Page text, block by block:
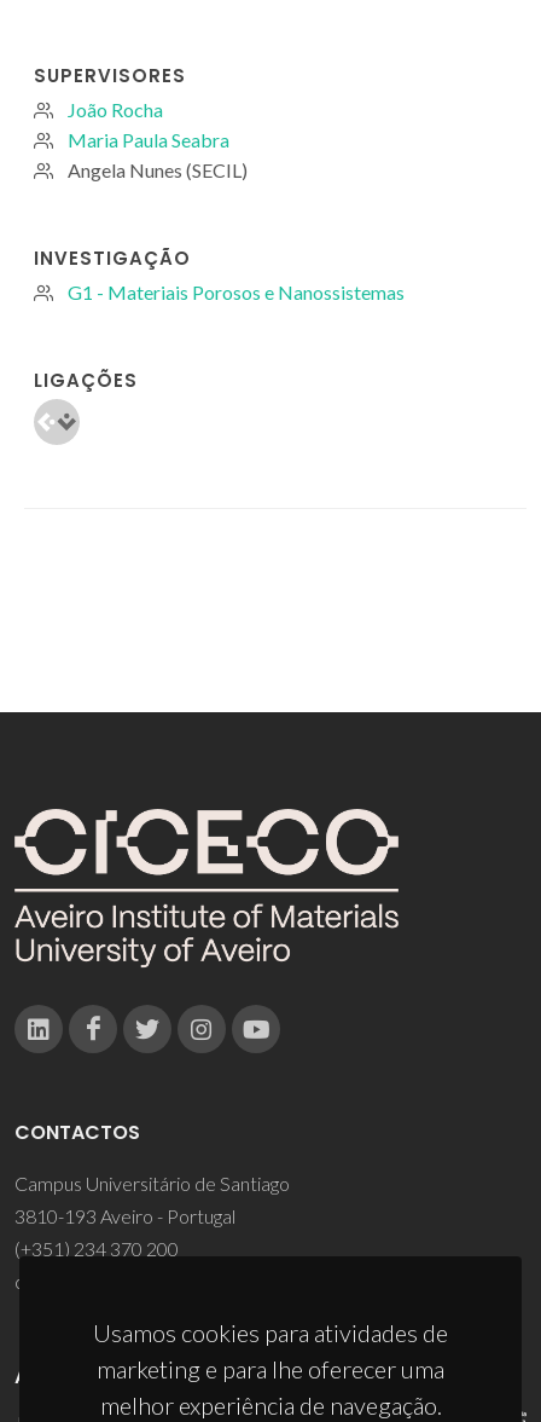
SUPERVISORES
João Rocha
Maria Paula Seabra
Angela Nunes (SECIL)
INVESTIGAÇÃO
G1 - Materiais Porosos e Nanossistemas
LIGAÇÕES
Usamos cookies para atividades de
marketing e para lhe oferecer uma
melhor experiência de navegação.
CONTACTOS
Campus Universitário de Santiago
3810-193 Aveiro - Portugal
(+351) 234 370 200
ciceco@ua.pt
APOIOS